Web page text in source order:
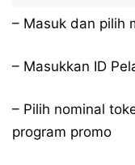
– Masuk dan pilih
– Masukkan ID
– Pilih nominal
program promo